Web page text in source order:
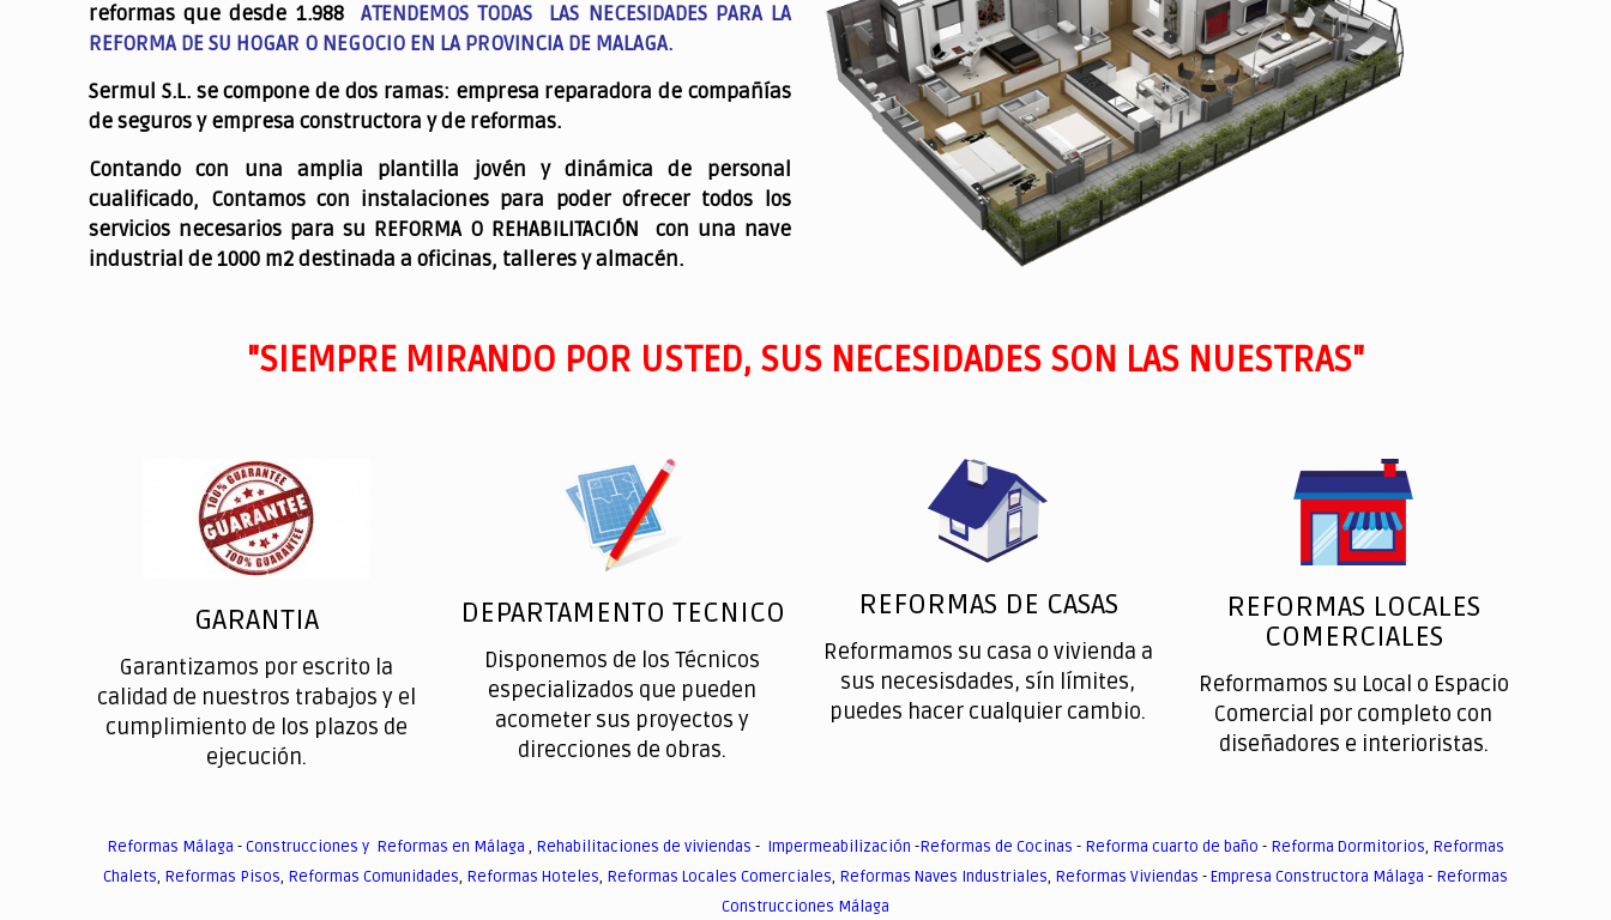
reformas que desde 1.988 ATENDEMOS TODAS LAS NECESIDADES PARA LA
REFORMA DE SU HOGAR O NEGOCIO EN LA PROVINCIA DE MALAGA.
Sermul S.L. se compone de dos ramas: empresa reparadora de compañías
de seguros y empresa constructora y de reformas.
Contando con una amplia plantilla jovén y dinámica de personal
cualificado, Contamos con instalaciones para poder ofrecer todos los
servicios necesarios para su REFORMA O REHABILITACIÓN con una nave
industrial de 1000 m2 destinada a oficinas, talleres y almacén.
"SIEMPRE MIRANDO POR USTED, SUS NECESIDADES SON LAS NUESTRAS"
GARANTIA
Garantizamos por escrito la
calidad de nuestros trabajos y el
cumplimiento de los plazos de
ejecución.
DEPARTAMENTO TECNICO
Disponemos de los Técnicos
especializados que pueden
acometer sus proyectos y
direcciones de obras.
REFORMAS DE CASAS
Reformamos su casa o vivienda a
sus necesisdades, sín límites,
puedes hacer cualquier cambio.
REFORMAS LOCALES
COMERCIALES
Reformamos su Local o Espacio
Comercial por completo con
diseñadores e interioristas.
Reformas Málaga -Construcciones y Reformas en Málaga , Rehabilitaciones de viviendas - Impermeabilización -Reformas de Cocinas - Reforma cuarto de baño - Reforma Dormitorios, Reformas
Chalets, Reformas Pisos, Reformas Comunidades, Reformas Hoteles, Reformas Locales Comerciales, Reformas Naves Industriales, Reformas Viviendas -Empresa Constructora Málaga - Reformas
Construcciones Málaga